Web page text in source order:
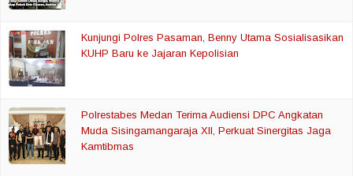
Kunjungi Polres Pasaman, Benny Utama Sosialisasikan
KUHP Baru ke Jajaran Kepolisian
Polrestabes Medan Terima Audiensi DPC Angkatan
Muda Sisingamangaraja XII, Perkuat Sinergitas Jaga
Kamtibmas